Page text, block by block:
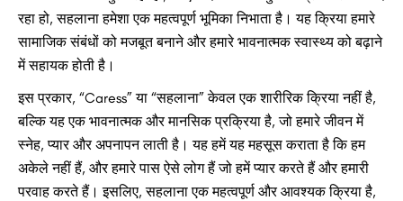
रहा हो, सहलाना हमेशा एक महत्वपूर्ण भूमिका निभाता है। यह क्रिया हमारे
सामाजिक संबंधों को मजबूत बनाने और हमारे भावनात्मक स्वास्थ्य को बढ़ाने
में सहायक होती है।
इस प्रकार, “Caress” या “सहलाना” केवल एक शारीरिक क्रिया नहीं है,
बल्कि यह एक भावनात्मक और मानसिक प्रक्रिया है, जो हमारे जीवन में
स्नेह, प्यार और अपनापन लाती है। यह हमें यह महसूस कराता है कि हम
अकेले नहीं हैं, और हमारे पास ऐसे लोग हैं जो हमें प्यार करते हैं और हमारी
परवाह करते हैं। इसलिए, सहलाना एक महत्वपूर्ण और आवश्यक क्रिया है,